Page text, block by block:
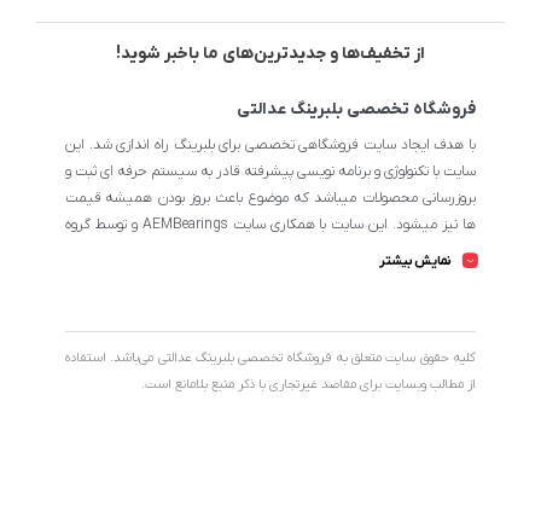
از تخفیف‌ها و جدیدترین‌های ما باخبر شوید!
فروشگاه تخصصی بلبرینگ عدالتی
با هدف ایجاد سایت فروشگاهی تخصصی برای بلبرینگ راه اندازی شد. این
سایت با تکنولوژی و برنامه نویسی پیشرفته قادر به سیستم حرفه ای ثبت و
بروزرسانی محصولات میباشد که موضوع باعث بروز بودن همیشه قیمت
ها نیز میشود. این سایت با همکاری سایت AEMBearings و توسط گروه
فروشگاه انتخاب و خریداری نمایند.
نمایش بیشتر
کليه حقوق سايت متعلق به فروشگاه تخصصی بلبرینگ عدالتی می‌باشد. استفاده
از مطالب وبسایت برای مقاصد غیرتجاری با ذکر منبع بلامانع است.